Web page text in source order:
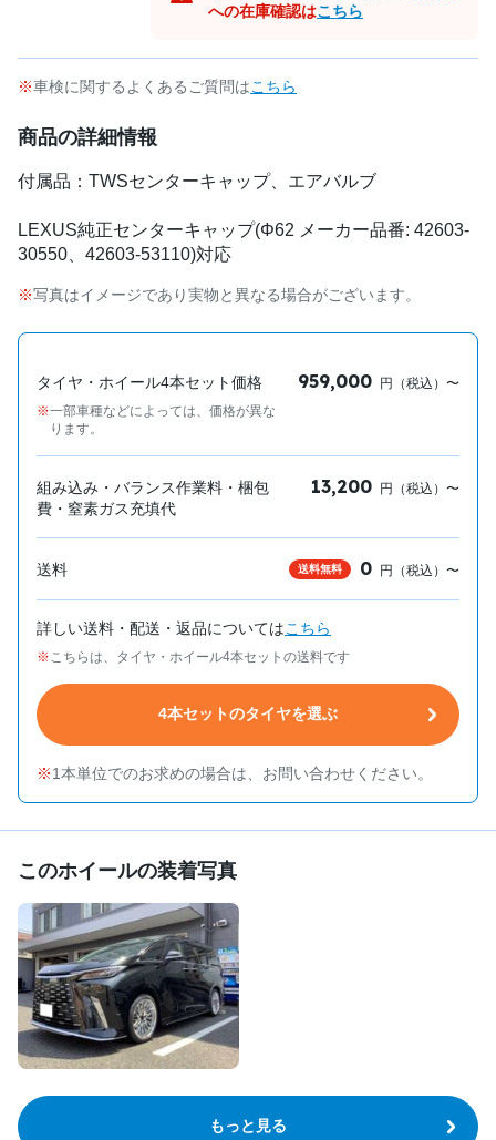
への在庫確認はこちら
車検に関するよくあるご質問はこちら
商品の詳細情報
付属品：TWSセンターキャップ、エアバルブ
LEXUS純正センターキャップ(Φ62 メーカー品番: 42603-
30550、42603-53110)対応
写真はイメージであり実物と異なる場合がございます。
タイヤ・ホイール4本セット価格
一部車種などによっては、価格が異な
ります。
959,000 円（税込）〜
組み込み・バランス作業料・梱包
費・窒素ガス充填代
13,200 円（税込）〜
送料 送料無料 0 円（税込）〜
詳しい送料・配送・返品についてはこちら
こちらは、タイヤ・ホイール4本セットの送料です
4本セットのタイヤを選ぶ
1本単位でのお求めの場合は、お問い合わせください。
このホイールの装着写真
もっと見る